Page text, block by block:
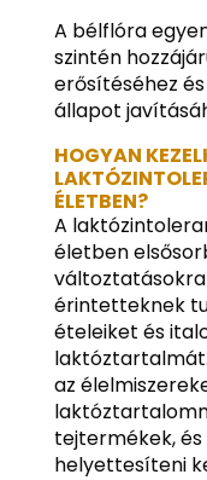
A bélflóra
szintén
erősítéséhez
állapot
HOGYAN
ÉLETBEN?
A
életben
érintetteknek
ételeiket és
az
tejtermékek,
helyettesíteni